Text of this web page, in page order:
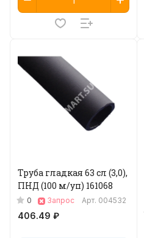
Труба гладкая 63 сл (3,0),
ПНД (100 м/уп) 161068
0 Запрос Арт. 004532
406.49 ₽